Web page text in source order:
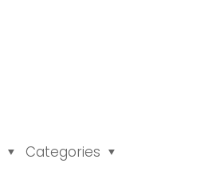
Categories